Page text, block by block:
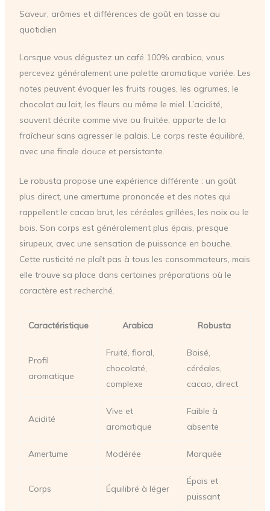
Saveur, arômes et différences de goût en tasse au
quotidien
Lorsque vous dégustez un café 100% arabica, vous
percevez généralement une palette aromatique variée. Les
notes peuvent évoquer les fruits rouges, les agrumes, le
chocolat au lait, les fleurs ou même le miel. L’acidité,
souvent décrite comme vive ou fruitée, apporte de la
fraîcheur sans agresser le palais. Le corps reste équilibré,
avec une finale douce et persistante.
Le robusta propose une expérience différente : un goût
plus direct, une amertume prononcée et des notes qui
rappellent le cacao brut, les céréales grillées, les noix ou le
bois. Son corps est généralement plus épais, presque
sirupeux, avec une sensation de puissance en bouche.
Cette rusticité ne plaît pas à tous les consommateurs, mais
elle trouve sa place dans certaines préparations où le
caractère est recherché.
Caractéristique Arabica Robusta
Profil
aromatique
Fruité, floral,
chocolaté,
complexe
Boisé,
céréales,
cacao, direct
Acidité
Vive et
aromatique
Faible à
absente
Amertume Modérée Marquée
Corps Équilibré à léger
Épais et
puissant